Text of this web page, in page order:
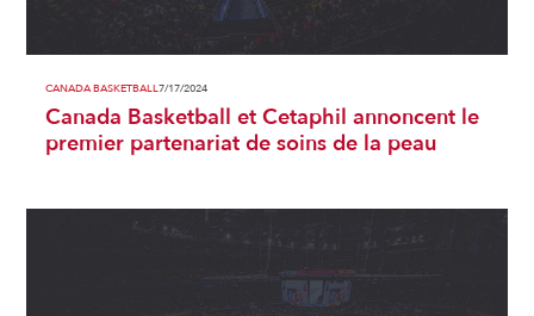
CANADA BASKETBALL7/17/2024
Canada Basketball et Cetaphil annoncent le
premier partenariat de soins de la peau